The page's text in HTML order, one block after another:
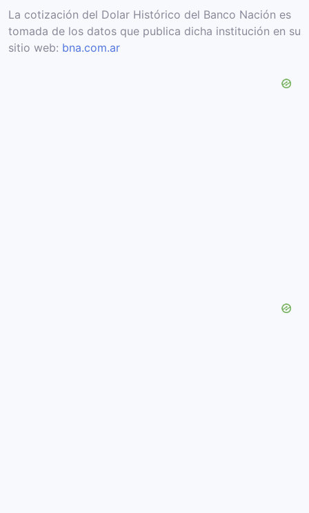
La cotización del Dolar Histórico del Banco Nación es
tomada de los datos que publica dicha institución en su
sitio web: bna.com.ar